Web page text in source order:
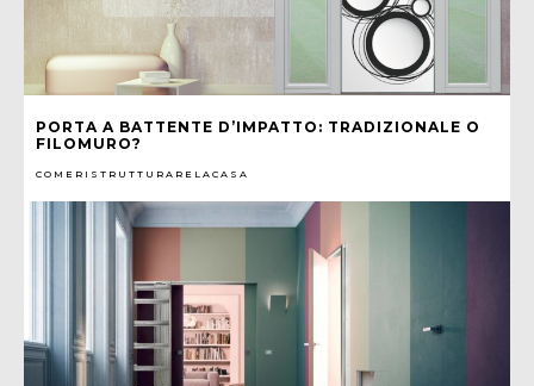
PORTA A BATTENTE D’IMPATTO: TRADIZIONALE O
FILOMURO?
COMERISTRUTTURARELACASA